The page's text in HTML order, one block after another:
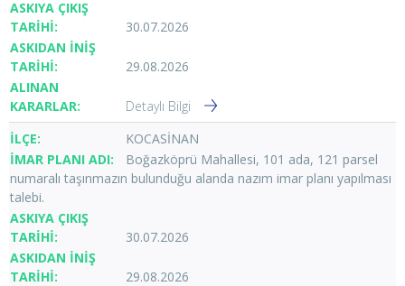
30.07.2026
29.08.2026
Detaylı Bilgi
KOCASİNAN
Boğazköprü Mahallesi, 101 ada, 121 parsel
numaralı taşınmazın bulunduğu alanda nazım imar planı yapılması
talebi.
30.07.2026
29.08.2026